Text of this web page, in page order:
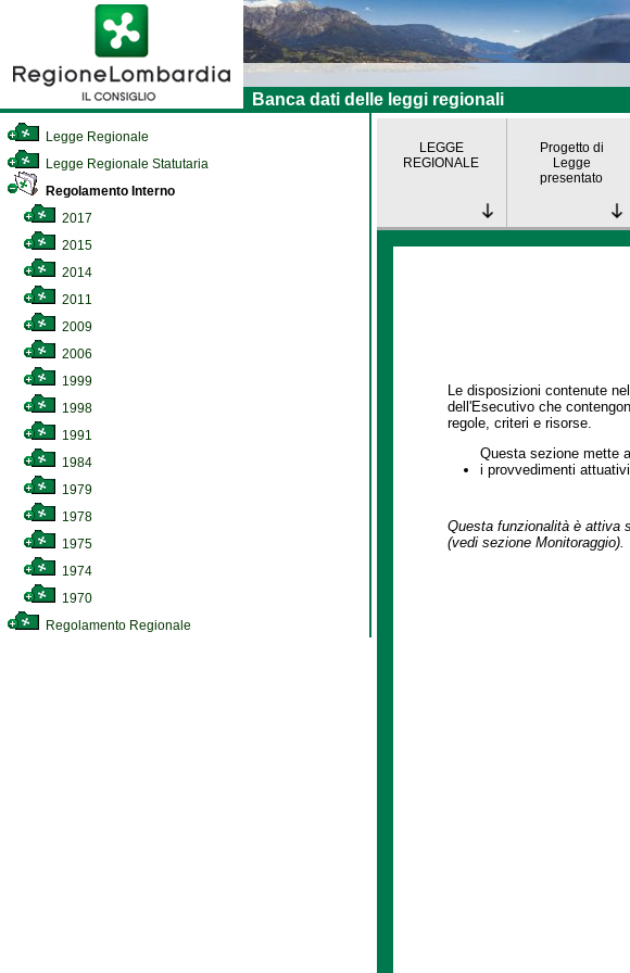
Banca dati delle leggi regionali
Legge Regionale
Legge Regionale Statutaria
Regolamento Interno
2017
2015
2014
2011
2009
2006
1999
1998
1991
1984
1979
1978
1975
1974
1970
Regolamento Regionale
LEGGE
REGIONALE
Progetto di
Legge
presentato
Le disposizioni contenute
dell'Esecutivo che
regole, criteri e risorse.
Questa sezione mette
i provvedimenti
Questa funzionalità è attiva
(vedi sezione Monitoraggio).